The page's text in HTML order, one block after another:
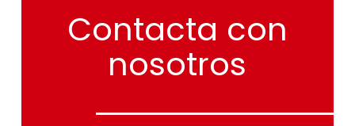
Contacta con
nosotros